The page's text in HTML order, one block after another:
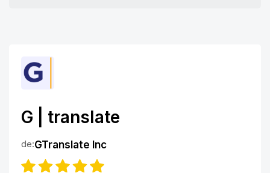
G | translate
de:GTranslate Inc